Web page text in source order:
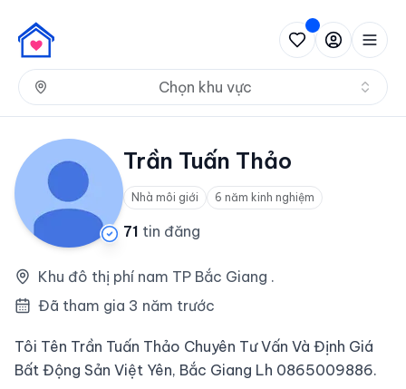
Chọn khu vực
Trần Tuấn Thảo
Nhà môi giới 6 năm kinh nghiệm
71 tin đăng
Khu đô thị phí nam TP Bắc Giang .
Đã tham gia 3 năm trước
Tôi Tên Trần Tuấn Thảo Chuyên Tư Vấn Và Định Giá
Bất Động Sản Việt Yên, Bắc Giang Lh 0865009886.